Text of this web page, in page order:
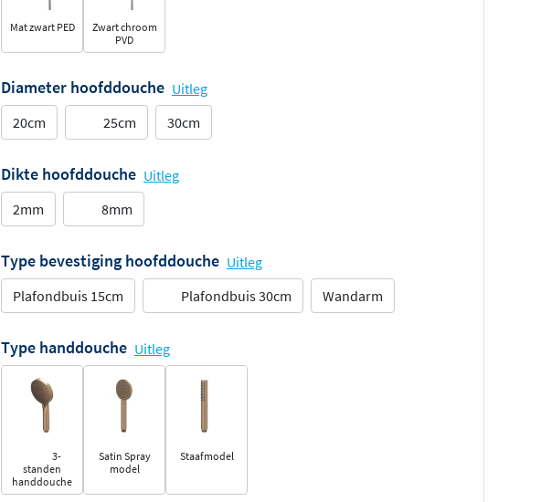
Mat zwart PED
Zwart chroom
PVD
Diameter hoofddouche Uitleg
20cm
25cm 30cm
Dikte hoofddouche Uitleg
2mm
8mm
Type bevestiging hoofddouche Uitleg
Plafondbuis 15cm
Plafondbuis 30cm Wandarm
Type handdouche Uitleg
3-
standen
handdouche
Satin Spray
model
Staafmodel